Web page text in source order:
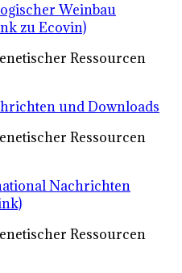
Weinbau
zu Ecovin)
Ressourcen
und Downloads
Ressourcen
Nachrichten
Ressourcen